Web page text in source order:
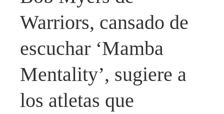
Warriors, cansado de
escuchar ‘Mamba
Mentality’, sugiere a
los atletas que